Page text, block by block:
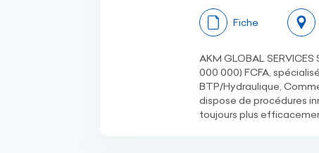
Fiche
AKM GLOBAL
000 000) FCFA,
BTP/Hydraulique,
dispose de procédures
toujours plus